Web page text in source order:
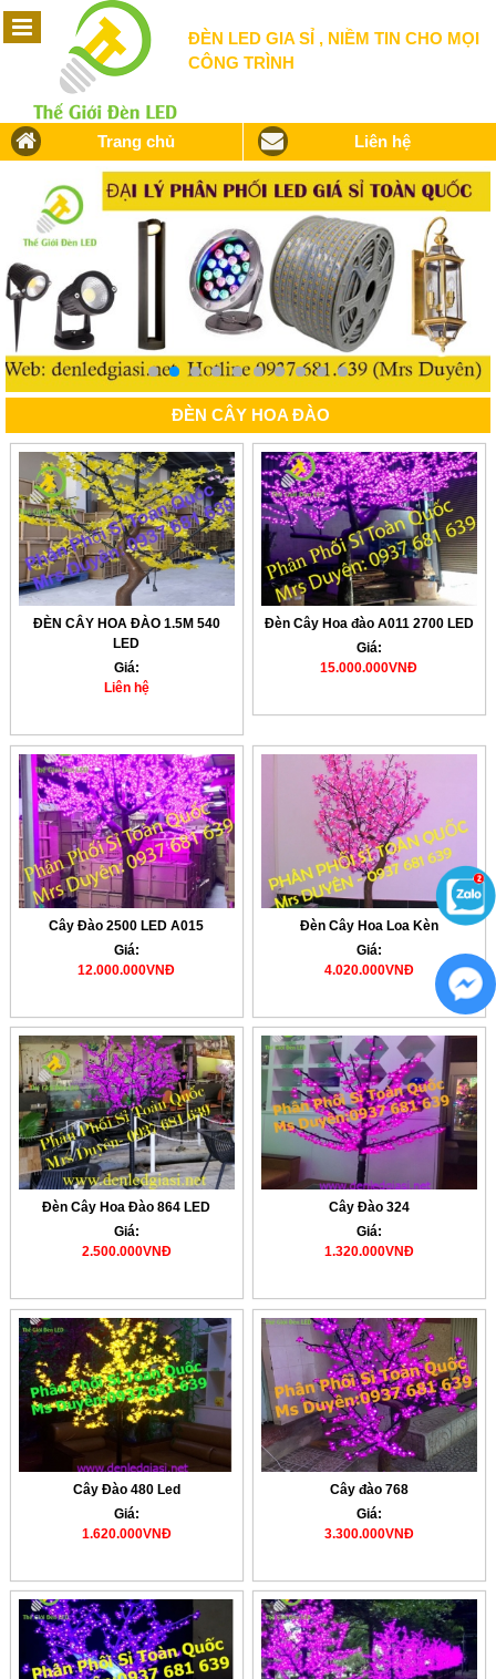
ĐÈN LED GIA SỈ , NIỀM TIN CHO MỌI
CÔNG TRÌNH
Trang chủ Liên hệ
ĐÈN CÂY HOA ĐÀO
ĐÈN CÂY HOA ĐÀO 1.5M 540
LED
Giá:
Liên hệ
Đèn Cây Hoa đào A011 2700 LED
Giá:
15.000.000VNĐ
Cây Đào 2500 LED A015
Giá:
12.000.000VNĐ
Đèn Cây Hoa Loa Kèn
Giá:
4.020.000VNĐ
Đèn Cây Hoa Đào 864 LED
Giá:
2.500.000VNĐ
Cây Đào 324
Giá:
1.320.000VNĐ
Cây Đào 480 Led
Giá:
1.620.000VNĐ
Cây đào 768
Giá:
3.300.000VNĐ